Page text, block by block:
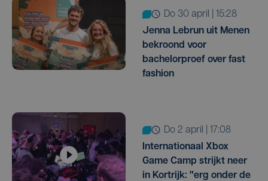
do 30 april | 15:28
Jenna Lebrun uit Menen
bekroond voor
bachelorproef over fast
fashion
do 2 april | 17:08
Internationaal Xbox
Game Camp strijkt neer
in Kortrijk: "erg onder de